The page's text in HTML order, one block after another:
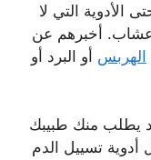
الأدوية التي لا
أخبرهم عن
الهربس أو البرد أو
يطلب منك طبيبك
أدوية تسييل الدم